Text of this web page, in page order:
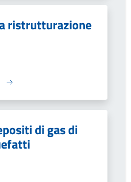
ristrutturazione
di gas di